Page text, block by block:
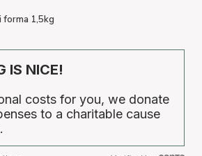
forma 1,5kg
IS NICE!
costs for you, we donate
to a charitable cause